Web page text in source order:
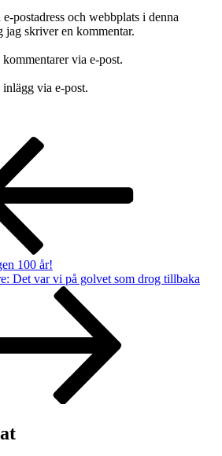
postadress och webbplats i denna
jag skriver en kommentar.
via e-post.
via e-post.
100 år!
Det var vi på golvet som drog tillbaka